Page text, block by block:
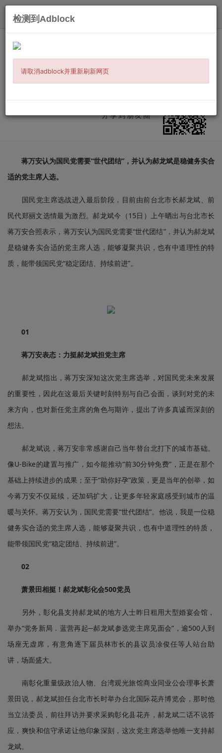
蒋万安表态,力挺郝龙斌是“稳健务实党主
席人选”
分享到朋友圈
蒋万安认为国民党需要“世代团结”，并认为郝龙斌是稳健务实合
适的党主席人选。
国民党主席选战进入最后阶段，目前由前台北市长郝龙斌、前
民代郑丽文选情最为激烈。郝龙斌今（15日）上午晒出与台北市长
蒋万安合照表示，蒋万安认为国民党需要“世代团结”，并认为郝龙斌
是稳健务实合适的党主席人选，能够凝聚共识，也有中道理性的特
质，能带领国民党“稳定团结、持续前进”。
01
蒋万安表态：力挺郝龙斌担党主席
郝龙斌指出，蒋万安深知这次党主席选举，对国民党未来发展
的重要性，因此在这最后关键时刻特别与自己会面，谈到对党的未
来方向，也对新任党主席的角色与期许，提出了许多真诚而深刻的
想法。
郝龙斌说，蒋万安非常感谢自己当年替台北打下的城市基础。
像U-Bike的建置与推广，如今能推动“前30分钟免费”，正是在那个
基础上持续进步的成果；至于“助你好孕”政策，更是当年的创举，如
今蒋万安不仅延续，还加码扩大，让更多年轻家庭感受到城市的温
暖与关怀。蒋万安认为，国民党需要“世代团结”。他说，我是一位稳
健务实合适的党主席人选，能够凝聚共识，也有中道理性的特质，
能带领国民党“稳定团结、持续前进”。
02
萧景田相挺！郝龙斌彰化会500党员
另外，彰化县支持郝龙斌的地方人士昨日租用大型婚宴会馆，
举办“党务新局．蓝营再起─郝龙斌参选党主席见面会”，逾500人到
场座无虚席，有意角逐下届员林市长的县议员凃俊任等人站台助
讲，场面盛大。
南彰化重量级政治人物、台湾观光旅馆商业同业公会理事长萧
景田说，郝龙斌担任台北市长时举办台北国际花卉博览会，那时他
当立法委员，前往拜访并要求采购彰化县花卉，郝龙斌二话不说答
应，爽快和信守承诺让他印象深刻，这次党主席选举他唯一支持郝
龙斌。
检测到Adblock
请取消adblock并重新刷新网页